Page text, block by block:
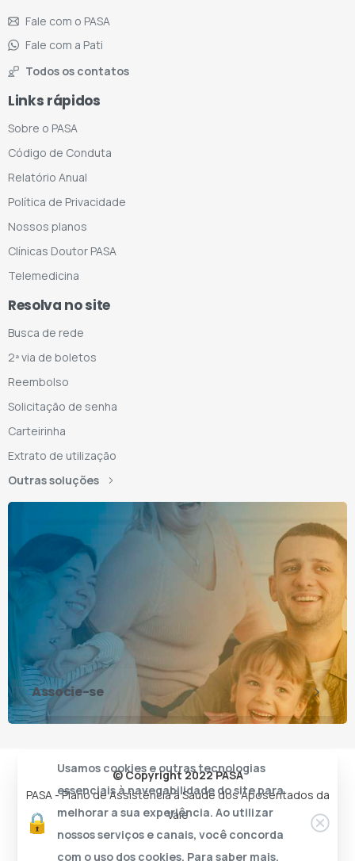
Fale com o PASA
Fale com a Pati
Todos os contatos
Links rápidos
Sobre o PASA
Código de Conduta
Relatório Anual
Política de Privacidade
Nossos planos
Clínicas Doutor PASA
Telemedicina
Resolva no site
Busca de rede
2ª via de boletos
Reembolso
Solicitação de senha
Carteirinha
Extrato de utilização
Outras soluções
Associe-se
© Copyright 2022 PASA
PASA - Plano de Assistência à Saúde dos Aposentados da
Vale
Usamos cookies e outras tecnologias
essenciais à navegabilidade do site para
melhorar a sua experiência. Ao utilizar
nossos serviços e canais, você concorda
com o uso dos cookies. Para saber mais,